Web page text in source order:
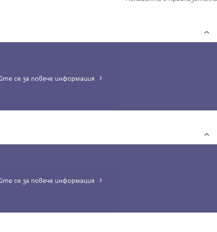
се за повече информация
се за повече информация